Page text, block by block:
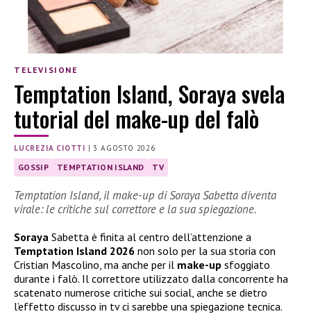
TELEVISIONE
Temptation Island, Soraya svela
tutorial del make-up del falò
LUCREZIA CIOTTI |3 AGOSTO 2026
GOSSIP TEMPTATION ISLAND TV
Temptation Island, il make-up di Soraya Sabetta diventa
virale: le critiche sul correttore e la sua spiegazione.
Soraya Sabetta è finita al centro dell’attenzione a
Temptation Island 2026 non solo per la sua storia con
Cristian Mascolino, ma anche per il make-up sfoggiato
durante i falò. Il correttore utilizzato dalla concorrente ha
scatenato numerose critiche sui social, anche se dietro
l’effetto discusso in tv ci sarebbe una spiegazione tecnica.